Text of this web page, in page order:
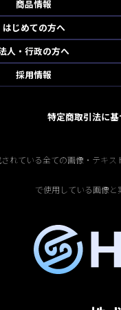
商品情報
はじめての方へ
人・行政の方へ
採用情報
特定商取引法に
れている全ての画像・テキ
で使用している画像と